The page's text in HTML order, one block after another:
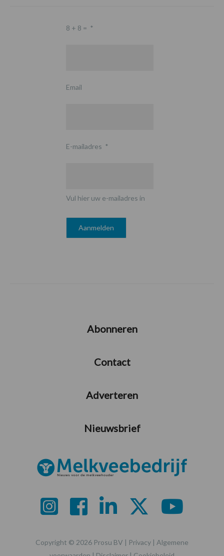
8 + 8 = *
Email
E-mailadres *
Vul hier uw e-mailadres in
Abonneren
Contact
Adverteren
Nieuwsbrief
Copyright © 2026 Prosu BV | Privacy | Algemene